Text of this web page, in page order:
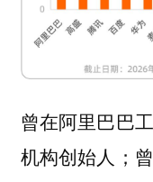
曾在阿里巴巴
机构创始人；